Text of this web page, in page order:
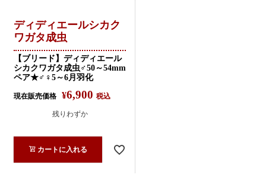
ディディエールシカク
ワガタ成虫
【ブリード】ディディエール
シカクワガタ成虫♂50～54mm
ペア★♂♀5～6月羽化
現在販売価格 ¥6,900 税込
残りわずか
カートに入れる